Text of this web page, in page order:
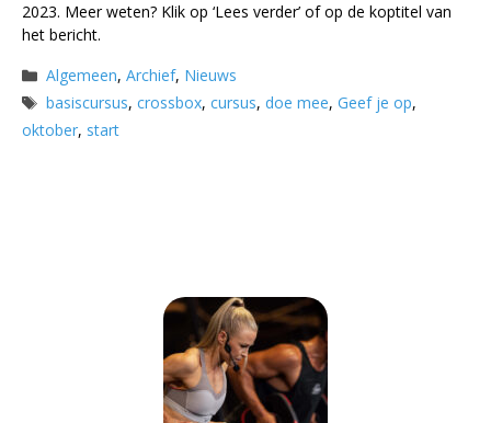
2023. Meer weten? Klik op ‘Lees verder’ of op de koptitel van
het bericht.
Categorieën
Algemeen,Archief, Nieuws
Tags
basiscursus,crossbox,cursus,doe mee,Geef je op,
oktober, start